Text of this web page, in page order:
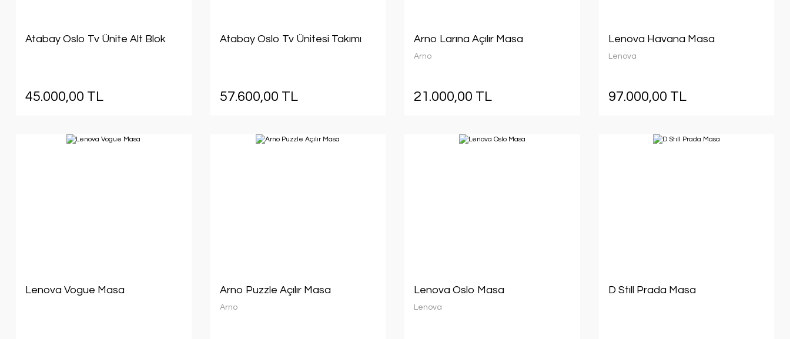
Atabay Oslo Tv Ünite Alt Blok
45.000,00 TL
Atabay Oslo Tv Ünitesi Takımı
57.600,00 TL
Arno Larına Açılır Masa
Arno
21.000,00 TL
Lenova Havana Masa
Lenova
97.000,00 TL
Lenova Vogue Masa Arno Puzzle Açılır Masa
Arno
Lenova Oslo Masa
Lenova
D Stıll Prada Masa